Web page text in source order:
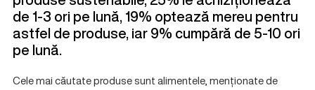
de 1-3 ori pe lună, 19% optează mereu pentru
astfel de produse, iar 9% cumpără de 5-10 ori
pe lună.
Cele mai căutate produse sunt alimentele, menționate de